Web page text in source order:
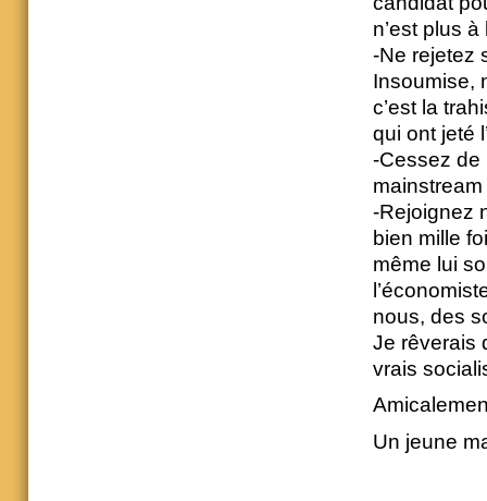
n’est plus à
-Ne rejetez
Insoumise,
c’est la
qui ont jeté
-Cessez de
-Rejoignez
bien mille
même lui
nous, des
Je rêverais
vrais
Un jeune